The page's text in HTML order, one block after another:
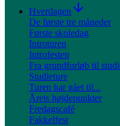
Hverdagen
De første tre måneder
Første skoledag
Introturen
Introfesten
Fra grundforløb til
Studieture
Turen har gået til...
Årets højdepunkter
Fredagscafé
Fakkelfest